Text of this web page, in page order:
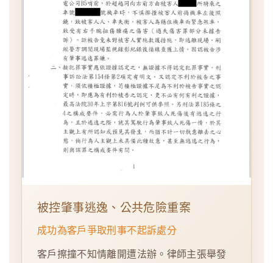
被控肇事逃逸、公共危險重案
成功為客戶爭取刑事不起訴處分
客戶擦撞不知情離開遭法辦。律師主張舉發